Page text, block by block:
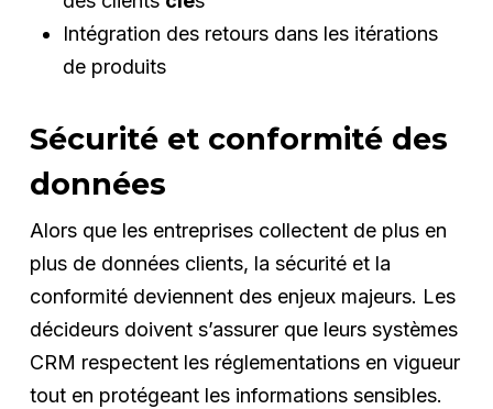
Intégration des retours dans les itérations
de produits
Sécurité et conformité des
données
Alors que les entreprises collectent de plus en
plus de données clients, la sécurité et la
conformité deviennent des enjeux majeurs. Les
décideurs doivent s’assurer que leurs systèmes
CRM respectent les réglementations en vigueur
tout en protégeant les informations sensibles.